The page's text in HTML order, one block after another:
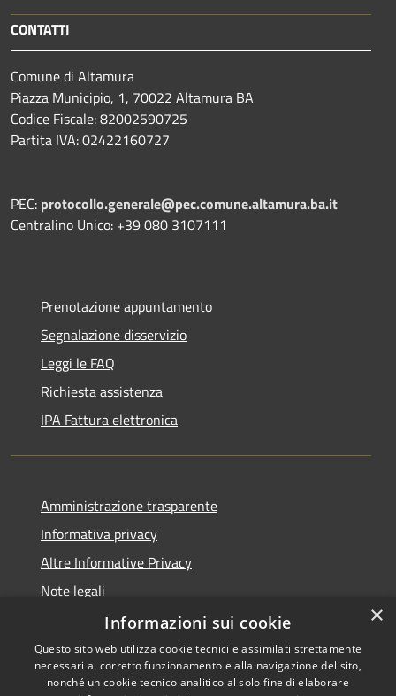
CONTATTI
Comune di Altamura
Piazza Municipio, 1, 70022 Altamura BA
Codice Fiscale: 82002590725
Partita IVA: 02422160727
PEC: protocollo.generale@pec.comune.altamura.ba.it
Centralino Unico: +39 080 3107111
Prenotazione appuntamento
Segnalazione disservizio
Leggi le FAQ
Richiesta assistenza
IPA Fattura elettronica
Amministrazione trasparente
Informativa privacy
Altre Informative Privacy
Note legali
Dichiarazione di accessibilità
×
Informazioni sui cookie
Questo sito web utilizza cookie tecnici e assimilati strettamente
necessari al corretto funzionamento e alla navigazione del sito,
nonché un cookie tecnico analitico al solo fine di elaborare